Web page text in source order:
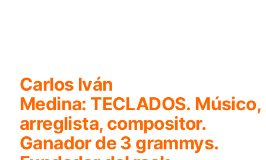
Carlos Iván
Medina: TECLADOS. Músico,
arreglista, compositor.
Ganador de 3 grammys.